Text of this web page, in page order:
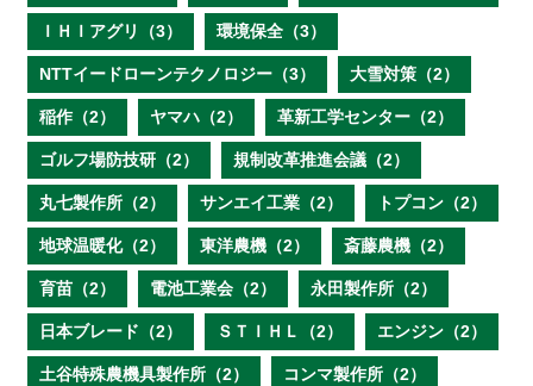
ＩＨＩアグリ（3） 環境保全（3）
NTTイードローンテクノロジー（3） 大雪対策（2）
稲作（2） ヤマハ（2） 革新工学センター（2）
ゴルフ場防技研（2） 規制改革推進会議（2）
丸七製作所（2） サンエイ工業（2） トプコン（2）
地球温暖化（2） 東洋農機（2） 斎藤農機（2）
育苗（2） 電池工業会（2） 永田製作所（2）
日本ブレード（2） ＳＴＩＨＬ（2） エンジン（2）
土谷特殊農機具製作所（2） コンマ製作所（2）